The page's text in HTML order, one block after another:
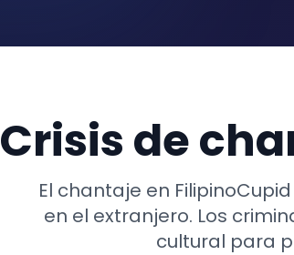
Crisis de
El chantaje en
en el extranjero. Los
cultural para